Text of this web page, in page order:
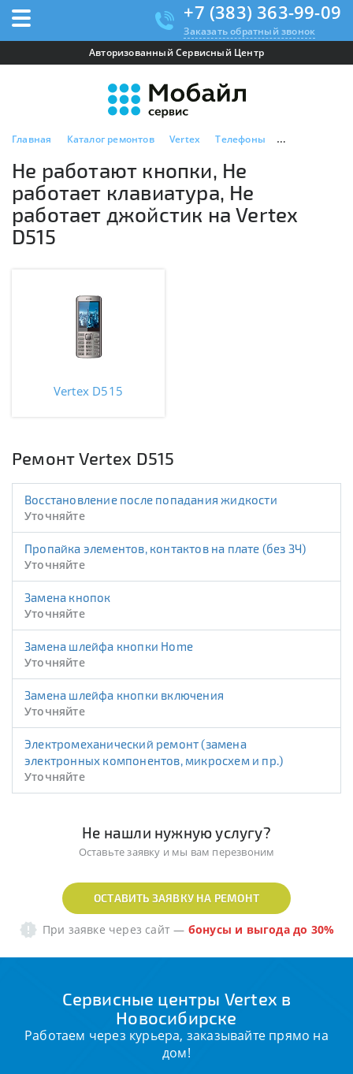
+7 (383) 363-99-09
Заказать обратный звонок
Авторизованный Сервисный Центр
Главная Каталог ремонтов Vertex Телефоны Vertex D515
Не работают кнопки, Не
работает клавиатура, Не
работает джойстик на Vertex
D515
Vertex D515
Ремонт Vertex D515
Восстановление после попадания жидкости
Уточняйте
Пропайка элементов, контактов на плате (без ЗЧ)
Уточняйте
Замена кнопок
Уточняйте
Замена шлейфа кнопки Home
Уточняйте
Замена шлейфа кнопки включения
Уточняйте
Электромеханический ремонт (замена
электронных компонентов, микросхем и пр.)
Уточняйте
Не нашли нужную услугу?
Оставьте заявку и мы вам перезвоним
ОСТАВИТЬ ЗАЯВКУ НА РЕМОНТ
При заявке через сайт — бонусы и выгода до 30%
Сервисные центры Vertex в
Новосибирске
Работаем через курьера, заказывайте прямо на
дом!